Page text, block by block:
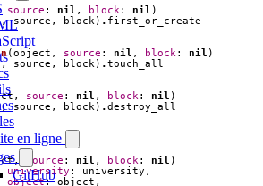
en ligne
GitHub
source : nil , block : nil )
, source , block ) . first_or_create
(object , source : nil , block : nil )
, source , block ) .touch_all
, source : nil , block : nil )
, source , block ) .destroy_all
, source : nil , block : nil )
university : university ,
object: object ,